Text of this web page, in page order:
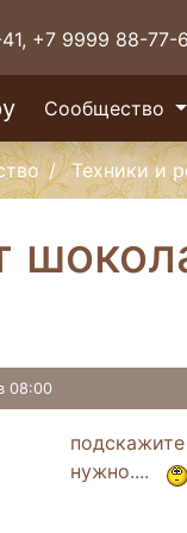
, +7 9999 88-77-
Сообщество
Техники и
08:00
нужно....